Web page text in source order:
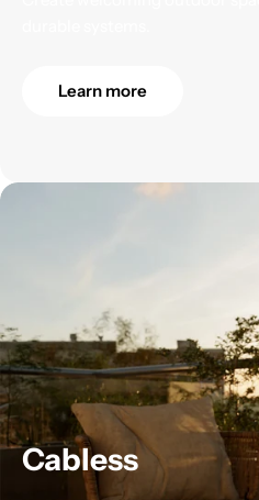
Learn more
Cabless